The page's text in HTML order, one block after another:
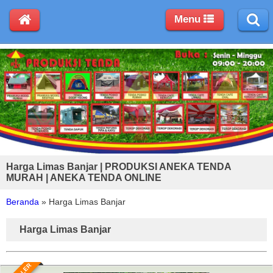
Harga Limas Banjar | PRODUKSI ANEKA TENDA
MURAH | ANEKA TENDA ONLINE
Beranda » Harga Limas Banjar
Harga Limas Banjar
Menu